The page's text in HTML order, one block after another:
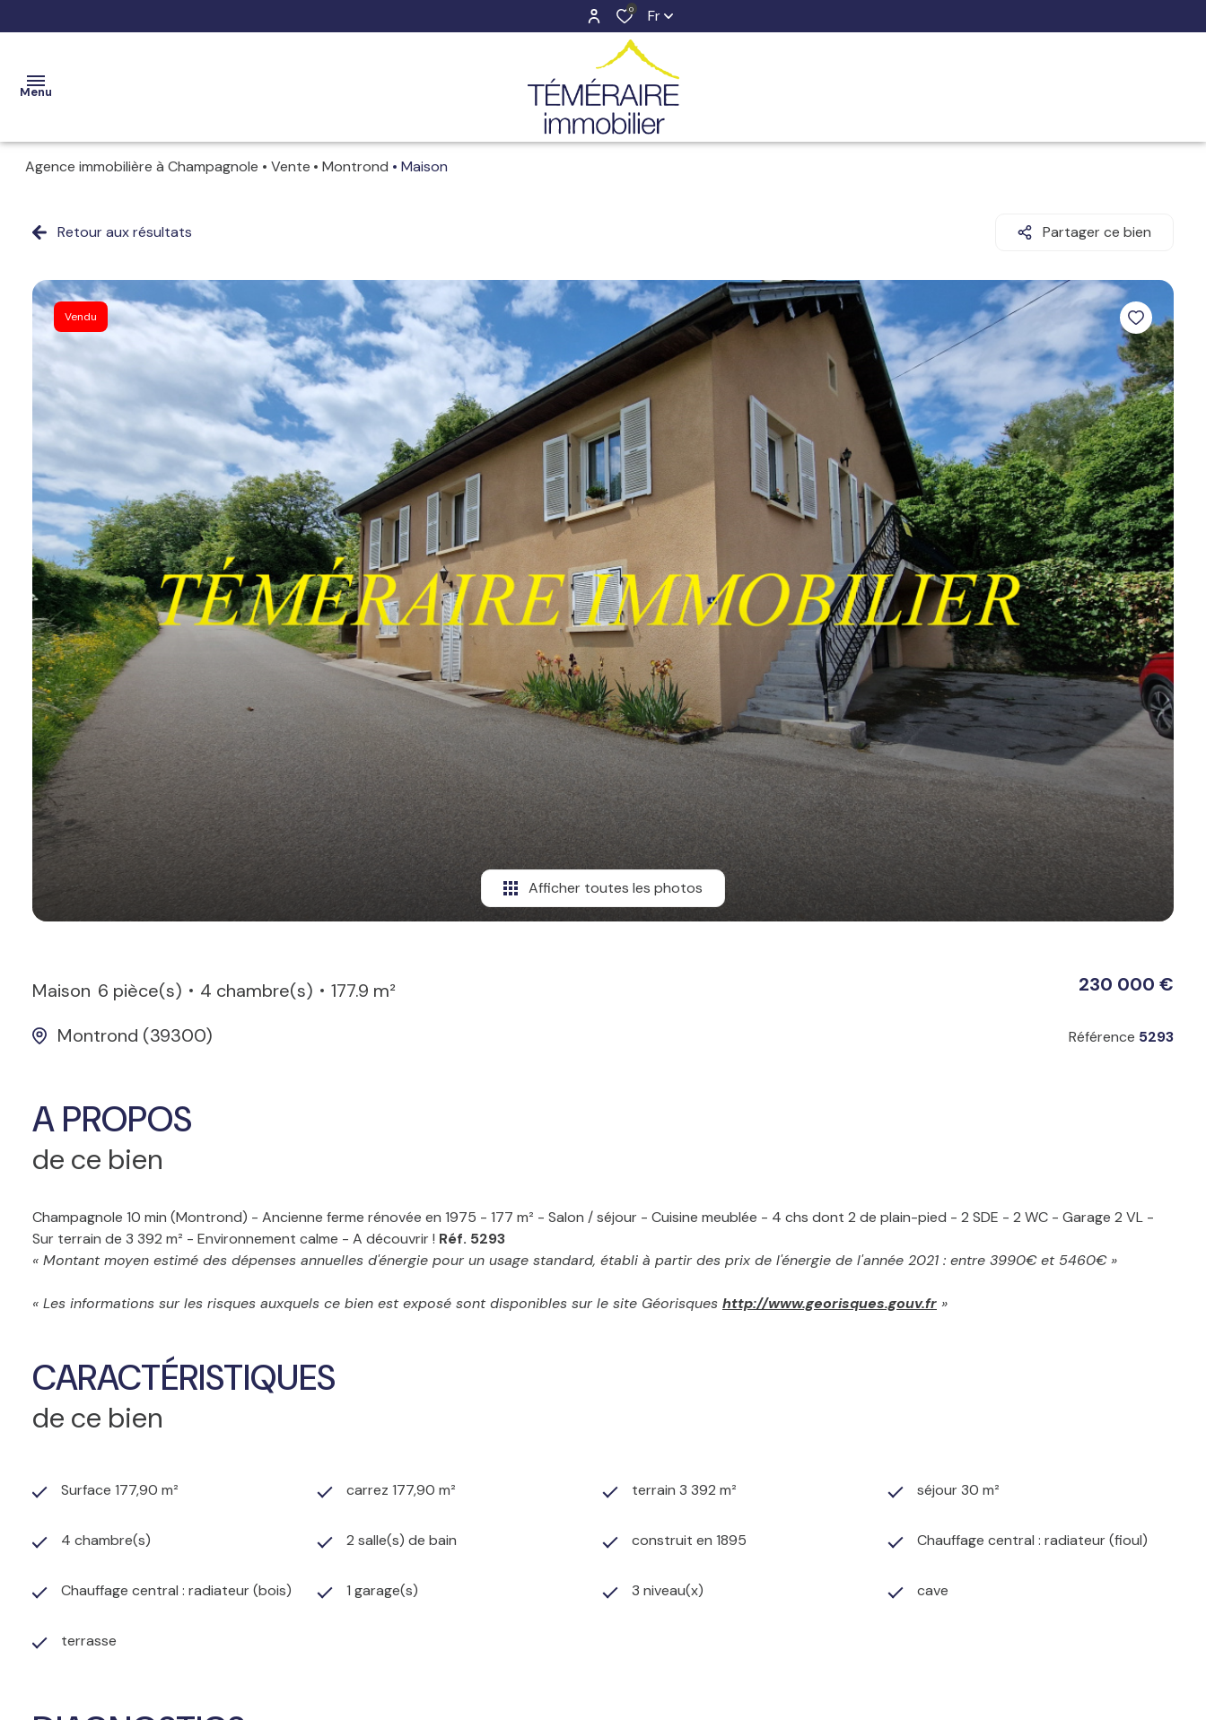
0 Fr
Menu
VENTES
LOCATIONS
NOTRE
AGENCE
CONTACT
Agence immobilière à Champagnole Vente Montrond Maison
Retour aux résultats Partager ce bien
Vendu
Afficher toutes les photos
Maison 6 pièce(s) 4 chambre(s)
177.9 m²
Montrond (39300)
230 000 €
Référence 5293
A PROPOS
de ce bien
Champagnole 10 min (Montrond) - Ancienne ferme rénovée en 1975 - 177 m² - Salon / séjour - Cuisine meublée - 4 chs dont 2 de plain-pied - 2 SDE - 2 WC - Garage 2 VL -
Sur terrain de 3 392 m² - Environnement calme - A découvrir ! Réf. 5293
« Montant moyen estimé des dépenses annuelles d'énergie pour un usage standard, établi à partir des prix de l'énergie de l'année 2021 : entre 3990€ et 5460€ »
« Les informations sur les risques auxquels ce bien est exposé sont disponibles sur le site Géorisques http://www.georisques.gouv.fr »
CARACTÉRISTIQUES
de ce bien
Surface 177,90 m² carrez 177,90 m² terrain 3 392 m² séjour 30 m²
4 chambre(s) 2 salle(s) de bain construit en 1895 Chauffage central : radiateur (fioul)
Chauffage central : radiateur (bois) 1 garage(s) 3 niveau(x) cave
terrasse